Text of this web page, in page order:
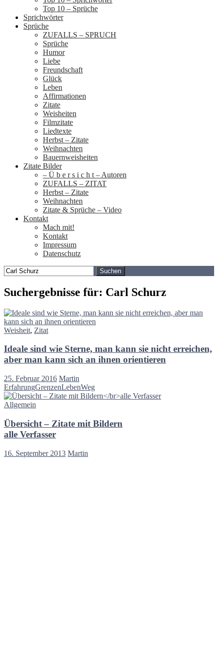
Top 10 – Sprüche
Sprichwörter
Sprüche
ZUFALLS – SPRUCH
Sprüche
Humor
Liebe
Freundschaft
Glück
Leben
Affirmationen
Zitate
Weisheiten
Filmzitate
Liedtexte
Herbst – Zitate
Weihnachten
Bauernweisheiten
Zitate Bilder
– Ü b e r s i c h t – Autoren
ZUFALLS – ZITAT
Herbst – Zitate
Weihnachten
Zitate & Sprüche – Video
Kontakt
Mach mit!
Kontakt
Impressum
Datenschutz
Suchen
nach:
Suchergebnisse für: Carl Schurz
Weisheit, Zitat
Ideale sind wie Sterne, man kann sie nicht erreichen,
aber man kann sich an ihnen orientieren
25. Februar 2016 Martin
ErfahrungGrenzenLebenWeg
Allgemein
Übersicht – Zitate mit Bildern
alle Verfasser
16. September 2013 Martin